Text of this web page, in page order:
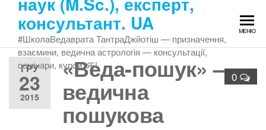
Перейти
змістуконсультант. UA
#ШколаВедаврата ТантраДжйотіш — призначення,
взаємини, ведична астрологія — консультації,
семінари, курси. Ԙ!
МЕНЮ
ГРУ
23
2015
0
«Веда-пошук» –
ведична
пошукова